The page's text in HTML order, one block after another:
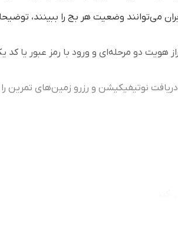
می‌توانند وضعیت هر بج را ببینند،
هویت دو مرحله‌ای و ورود با رمز عبور یا
نوتیفیکیشن و رزرو زمین‌های تمرین